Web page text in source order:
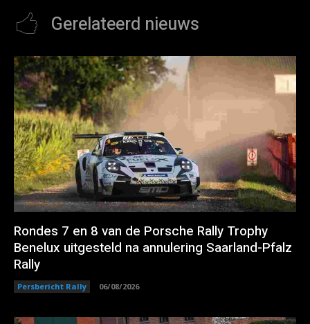
Gerelateerd nieuws
Rondes 7 en 8 van de Porsche Rally Trophy
Benelux uitgesteld na annulering Saarland-Pfalz
Rally
Persbericht Rally 06/08/2026